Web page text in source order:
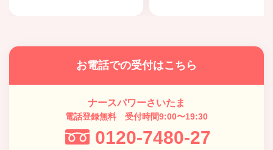
お電話での受付はこちら
ナースパワーさいたま
電話登録無料 受付時間9:00〜19:30
0120-7480-27